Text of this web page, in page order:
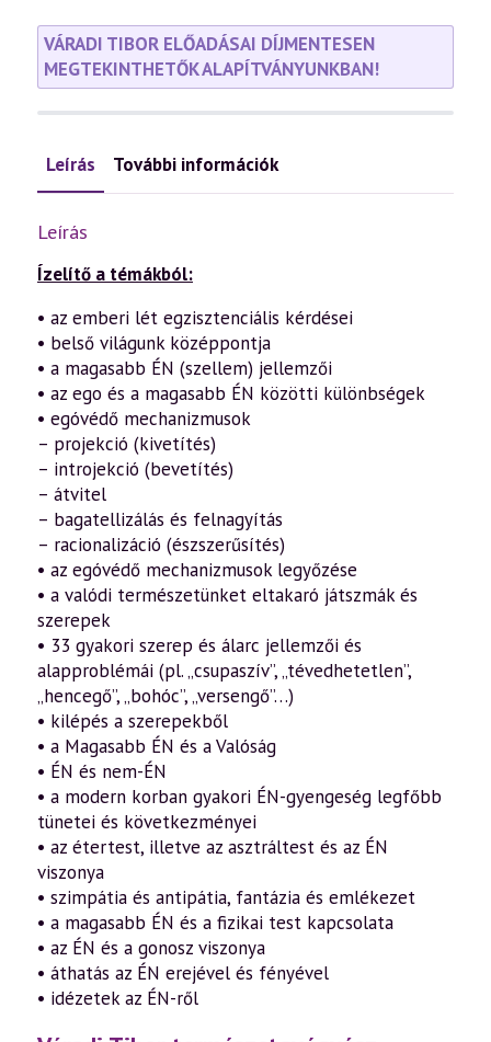
VÁRADI TIBOR ELŐADÁSAI DÍJMENTESEN
MEGTEKINTHETŐK ALAPÍTVÁNYUNKBAN!
Leírás További információk
Leírás
Ízelítő a témákból:
• az emberi lét egzisztenciális kérdései
• belső világunk középpontja
• a magasabb ÉN (szellem) jellemzői
• az ego és a magasabb ÉN közötti különbségek
• egóvédő mechanizmusok
– projekció (kivetítés)
– introjekció (bevetítés)
– átvitel
– bagatellizálás és felnagyítás
– racionalizáció (észszerűsítés)
• az egóvédő mechanizmusok legyőzése
• a valódi természetünket eltakaró játszmák és
szerepek
• 33 gyakori szerep és álarc jellemzői és
alapproblémái (pl. „csupaszív”, „tévedhetetlen”,
„hencegő”, „bohóc”, „versengő”…)
• kilépés a szerepekből
• a Magasabb ÉN és a Valóság
• ÉN és nem-ÉN
• a modern korban gyakori ÉN-gyengeség legfőbb
tünetei és következményei
• az étertest, illetve az asztráltest és az ÉN
viszonya
• szimpátia és antipátia, fantázia és emlékezet
• a magasabb ÉN és a fizikai test kapcsolata
• az ÉN és a gonosz viszonya
• áthatás az ÉN erejével és fényével
• idézetek az ÉN-ről